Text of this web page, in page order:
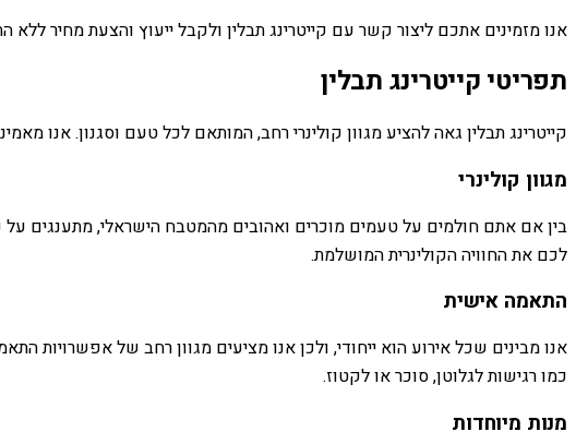
אנו מזמינים אתכם ליצור קשר עם קייטרינג תבלין ולקבל ייעוץ והצעת מחיר
תפריטי קייטרינג תבלין
קייטרינג תבלין גאה להציע מגוון קולינרי רחב, המותאם לכל טעם וסגנון. אנו
מגוון קולינרי
בין אם אתם חולמים על טעמים מוכרים ואהובים מהמטבח הישראלי, מתענגים על
לכם את החוויה הקולינרית המושלמת.
התאמה אישית
אנו מבינים שכל אירוע הוא ייחודי, ולכן אנו מציעים מגוון רחב של אפשרויות
כמו רגישות לגלוטן, סוכר או לקטוז.
מנות מיוחדות